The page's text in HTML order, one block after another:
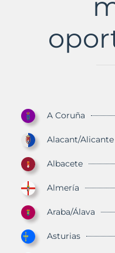
A Coruña
Alacant/Alicante
Albacete
Almería
Araba/Álava
Asturias